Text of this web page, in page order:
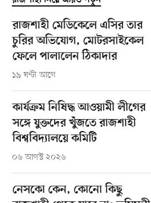
রাজশাহী মেডিকেলে এসির তার
চুরির অভিযোগ, মোটরসাইকেল
ফেলে পালালেন ঠিকাদার
১৯ ঘণ্টা আগে
কার্যক্রম নিষিদ্ধ আওয়ামী লীগের
সঙ্গে যুক্তদের খুঁজতে রাজশাহী
বিশ্ববিদ্যালয়ে কমিটি
০৬ আগস্ট ২০২৬
নেসকো কেন, কোনো কিছু